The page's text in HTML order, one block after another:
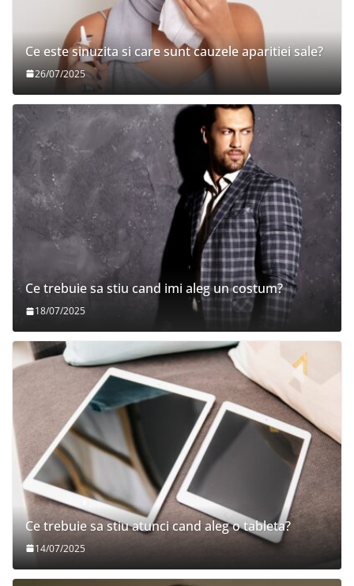
Ce este sinuzita si care sunt cauzele aparitiei sale?
26/07/2025
Ce trebuie sa stiu cand imi aleg un costum?
18/07/2025
Ce trebuie sa stiu atunci cand aleg o tableta?
14/07/2025